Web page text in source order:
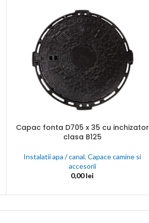
ADAUGĂ ÎN COȘ
Capac fonta D705 x 35 cu inchizator
clasa B125
Instalatii apa / canal, Capace camine si
accesorii
0,00lei